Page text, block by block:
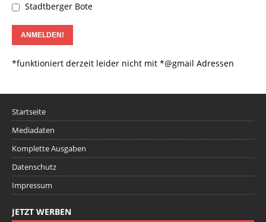
Stadtberger Bote
*funktioniert derzeit leider nicht mit *@gmail Adressen
Startseite
Mediadaten
Komplette Ausgaben
Datenschutz
Impressum
JETZT WERBEN